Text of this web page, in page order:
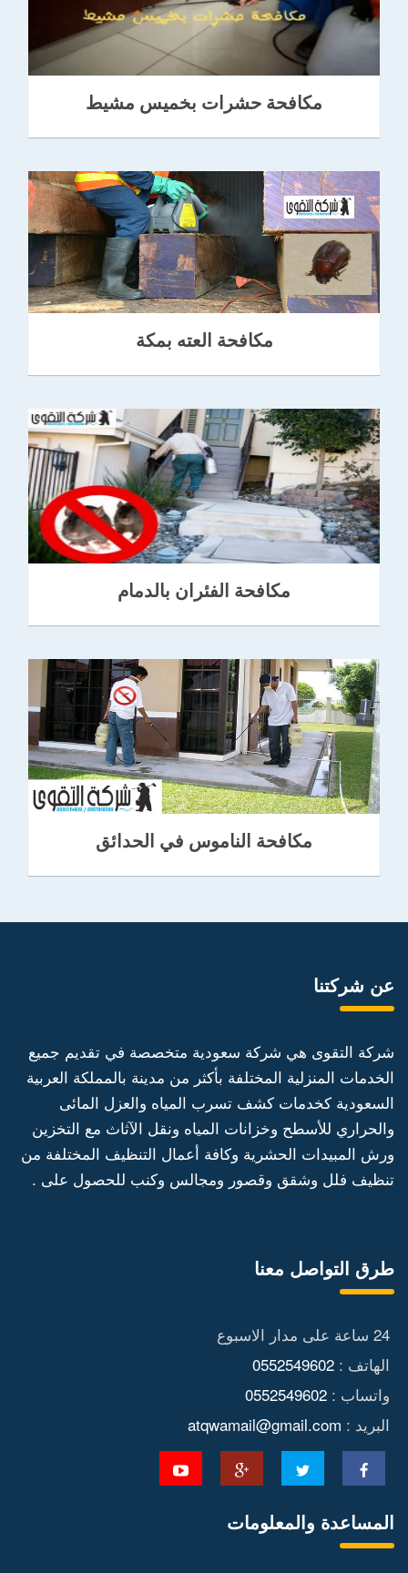
مكافحة حشرات بخميس مشيط
مكافحة العته بمكة
مكافحة الفئران بالدمام
مكافحة الناموس في الحدائق
عن شركتنا
شركة التقوى هي شركة سعودية متخصصة في تقديم جميع
الخدمات المنزلية المختلفة بأكثر من مدينة بالمملكة العربية
السعودية كخدمات كشف تسرب المياه والعزل المائى
والحراري للأسطح وخزانات المياه ونقل الآثاث مع التخزين
ورش المبيدات الحشرية وكافة أعمال التنظيف المختلفة من
تنظيف فلل وشقق وقصور ومجالس وكنب للحصول على .
طرق التواصل معنا
24 ساعة على مدار الاسبوع
الهاتف : 0552549602
واتساب : 0552549602
البريد : atqwamail@gmail.com
المساعدة والمعلومات